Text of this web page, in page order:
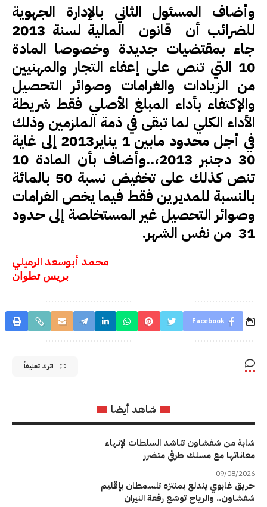
وأضاف المسئول الثاني بالإدارة الجهوية
للضرائب أن قانون المالية لسنة 2013
جاء بمقتضيات جديدة وخصوصا المادة
10 التي تنص على إعفاء التجار والمهنيين
من الزيادات والغرامات وصوائر التحصيل
والإكتفاء بأداء المبلغ الأصلي فقط شريطة
الأداء الكلي لما تبقى في ذمة الملزمين وذلك
في أجل محدود مابين 1 يناير2013 إلى غاية
30 دجنبر 2013،..وأضاف بأن المادة 10
تنص كذلك على تخفيض نسبة 50 بالمائة
بالنسبة للمديرين فقط فيما يخص الغرامات
وصوائر التحصيل غير المستخلصة إلى حدود
31 من نفس الشهر.
محمد أبوسعد الرميلي
بريس تطوان
Facebook
اترك تعليقاً
شاهد أيضا
شابة من شفشاون تناشد السلطات لإنهاء
معاناتها مع مسلك طرقي متضرر
09/08/2026
حريق غابوي يندلع بمنتزه تلسمطان بإقليم
شفشاون.. والرياح توسّع رقعة النيران